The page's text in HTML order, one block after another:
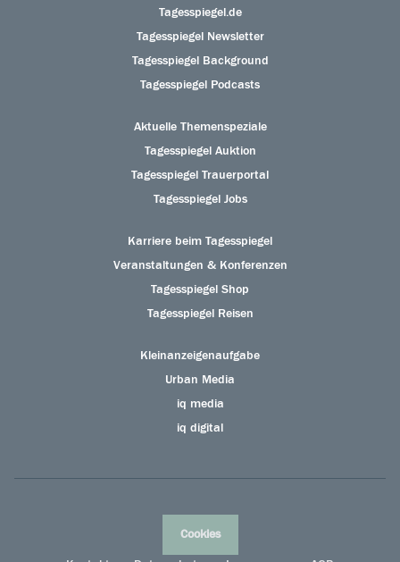
Tagesspiegel.de
Tagesspiegel Newsletter
Tagesspiegel Background
Tagesspiegel Podcasts
Aktuelle Themenspeziale
Tagesspiegel Auktion
Tagesspiegel Trauerportal
Tagesspiegel Jobs
Karriere beim Tagesspiegel
Veranstaltungen & Konferenzen
Tagesspiegel Shop
Tagesspiegel Reisen
Kleinanzeigenaufgabe
Urban Media
iq media
iq digital
Cookies